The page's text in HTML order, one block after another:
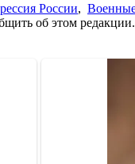
России,
об этом редакции.